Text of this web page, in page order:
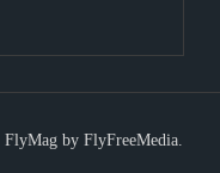
FlyMag by FlyFreeMedia.